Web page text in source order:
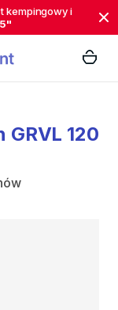
kempingowy i
GRVL 120